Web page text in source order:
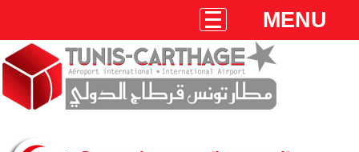
MENU